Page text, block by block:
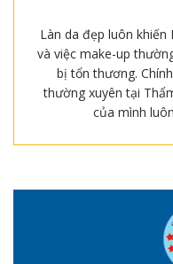
Làn da đẹp luôn
và việc make-up
bị tổn thương.
thường xuyên tại
của mình